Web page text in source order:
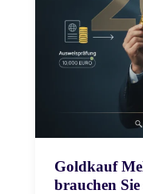
Goldkauf
brauchen Sie